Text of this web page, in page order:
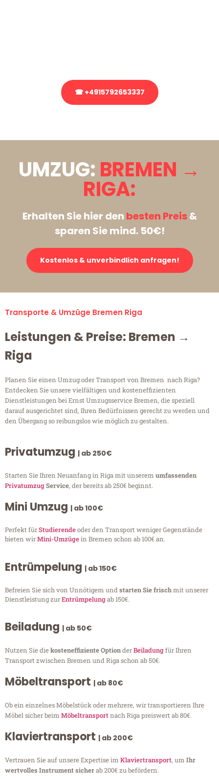
☎ +4915792653337
UMZUG: BREMEN →
RIGA:
Erhalten Sie hier den besten Preis&
sparen Sie mind. 50€!
Kostenlos & unverbindlich anfragen!
Transporte & Umzüge Bremen Riga
Leistungen & Preise: Bremen →
Riga
Planen Sie einen Umzug oder Transport von Bremen nach Riga?
Entdecken Sie unsere vielfältigen und kosteneffizienten
Dienstleistungen bei Ernst Umzugsservice Bremen, die speziell
darauf ausgerichtet sind, Ihren Bedürfnissen gerecht zu werden und
den Übergang so reibungslos wie möglich zu gestalten.
Privatumzug | ab 250€
Starten Sie Ihren Neuanfang in Riga mit unserem umfassenden
PrivatumzugService, der bereits ab 250€ beginnt.
Mini Umzug | ab 100€
Perfekt fürStudierendeoder den Transport weniger Gegenstände
bieten wirMini-Umzügein Bremen schon ab 100€ an.
Entrümpelung | ab 150€
Befreien Sie sich von Unnötigem undstarten Sie frischmit unserer
Dienstleistung zurEntrümpelungab 150€.
Beiladung | ab 50€
Nutzen Sie diekosteneffiziente OptionderBeiladungfür Ihren
Transport zwischen Bremen und Riga schon ab 50€.
Möbeltransport | ab 80€
Ob ein einzelnes Möbelstück oder mehrere, wir transportieren Ihre
Möbel sicher beim Möbeltransportnach Riga preiswert ab 80€.
Klaviertransport | ab 200€
Vertrauen Sie auf unsere Expertise im Klaviertransport, um Ihr
wertvolles Instrument sicherab 200€ zu befördern.